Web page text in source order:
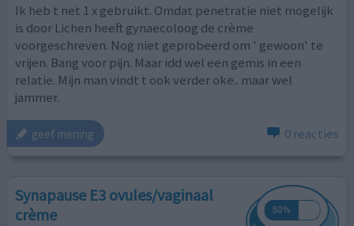
Ik heb t net 1 x gebruikt. Omdat penetratie niet mogelijk
is door Lichen heeft gynaecoloog de crème
voorgeschreven. Nog niet geprobeerd om ' gewoon' te
vrijen. Bang voor pijn. Maar idd wel een gemis in een
relatie. Mijn man vindt t ook verder oke.. maar wel
jammer.
geef mening 0 reacties
Synapause E3 ovules/vaginaal
crème